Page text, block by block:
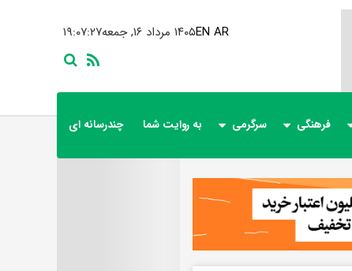
۱۹:۰۷:۲۹ ۱۴۰۵ مرداد ۱۶, جمعهEN AR
فرهنگی سرگرمی به روایت شما چندرسانه ای